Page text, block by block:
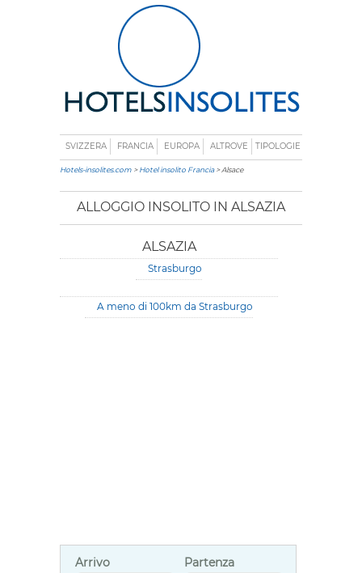
SVIZZERA FRANCIA EUROPA ALTROVE TIPOLOGIE
Hotels-insolites.com >Hotel insolito Francia> Alsace
ALLOGGIO INSOLITO IN ALSAZIA
ALSAZIA
Strasburgo
A meno di 100km da Strasburgo
Arrivo Partenza